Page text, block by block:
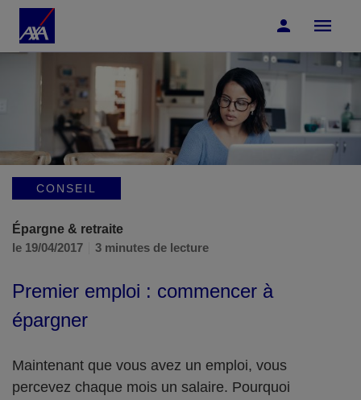
Accéder au Contenu Accéder au Pied de page
CONSEIL
Épargne & retraite
le 19/04/2017
3 minutes de lecture
Premier emploi : commencer à
épargner
Maintenant que vous avez un emploi, vous
percevez chaque mois un salaire. Pourquoi